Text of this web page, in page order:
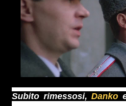
Subito rimessosi, Danko